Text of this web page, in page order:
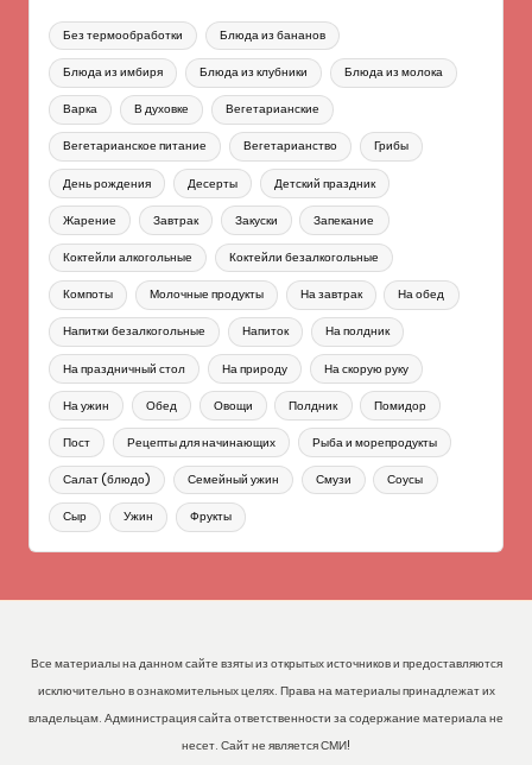
Без термообработки Блюда из бананов
Блюда из имбиря Блюда из клубники Блюда из молока
Варка В духовке Вегетарианские
Вегетарианское питание Вегетарианство Грибы
День рождения Десерты Детский праздник
Жарение Завтрак Закуски Запекание
Коктейли алкогольные Коктейли безалкогольные
Компоты Молочные продукты На завтрак На обед
Напитки безалкогольные Напиток На полдник
На праздничный стол На природу На скорую руку
На ужин Обед Овощи Полдник Помидор
Пост Рецепты для начинающих Рыба и морепродукты
Салат (блюдо) Семейный ужин Смузи Соусы
Сыр Ужин Фрукты
Все материалы на данном сайте взяты из открытых источников и предоставляются
исключительно в ознакомительных целях. Права на материалы принадлежат их
владельцам. Администрация сайта ответственности за содержание материала не
несет. Сайт не является СМИ!